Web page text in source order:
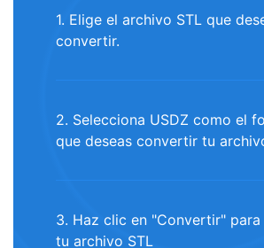
1. Elige el archivo STL que
convertir.
2. Selecciona USDZ como el
que deseas convertir tu
3. Haz clic en "Convertir"
tu archivo STL